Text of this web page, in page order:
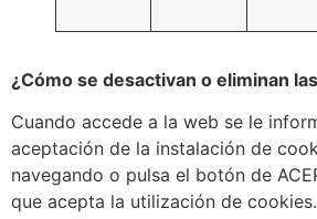
¿Cómo se desactivan o eliminan
Cuando accede a la web se le
aceptación de la instalación de
navegando o pulsa el botón de
que acepta la utilización de cookies.